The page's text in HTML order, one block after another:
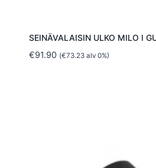
SEINÄVALAISIN ULKO MILO I
€91.90 (€73.23alv 0%)